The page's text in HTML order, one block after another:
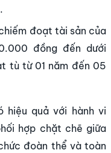
đoạt tài sản của
đồng đến dưới
tù từ 01 năm đến 05
hiệu quả với hành vi
hợp chặt chẽ giữa
đoàn thể và toàn